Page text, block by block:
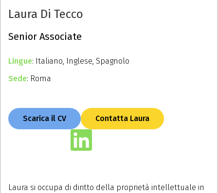
Laura Di Tecco
Senior Associate
Lingue: Italiano, Inglese, Spagnolo
Sede: Roma
Scarica il CV Contatta Laura
Laura si occupa di diritto della proprietà intellettuale in